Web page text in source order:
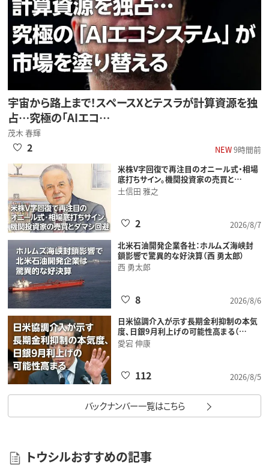
宇宙から路上まで！スペースXとテスラが計算資源を独
占…究極の「AIエコ…
茂木 春輝
NEW9時間前
2
米株V字回復で再注目のオニール式・相場
底打ちサイン。機関投資家の売買と…
土信田 雅之
2026/8/7
2
北米石油開発企業各社：ホルムズ海峡封
鎖影響で驚異的な好決算（西 勇太郎）
西 勇太郎
2026/8/6
8
日米協調介入が示す長期金利抑制の本気
度、日銀9月利上げの可能性高まる（…
愛宕 伸康
2026/8/5
112
バックナンバー一覧はこちら
トウシルおすすめの記事